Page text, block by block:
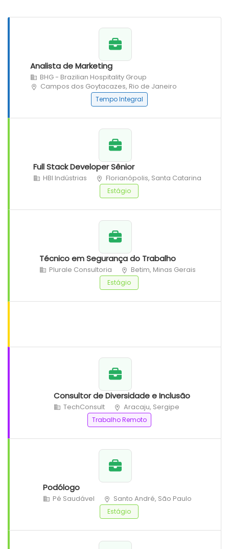
Analista de Marketing
BHG - Brazilian Hospitality Group
Campos dos Goytacazes, Rio de Janeiro
Tempo Integral
Full Stack Developer Sênior
HBI Indústrias Florianópolis, Santa Catarina
Estágio
Técnico em Segurança do Trabalho
Plurale Consultoria Betim, Minas Gerais
Estágio
Consultor de Diversidade e Inclusão
TechConsult Aracaju, Sergipe
Trabalho Remoto
Podólogo
Pé Saudável Santo André, São Paulo
Estágio